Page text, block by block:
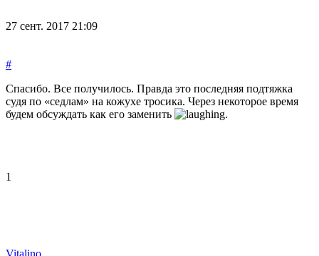
27 сент. 2017 21:09
#
Спасибо. Все получилось. Правда это последняя подтяжка
судя по «седлам» на кожухе тросика. Через некоторое время
будем обсуждать как его заменить
.
1